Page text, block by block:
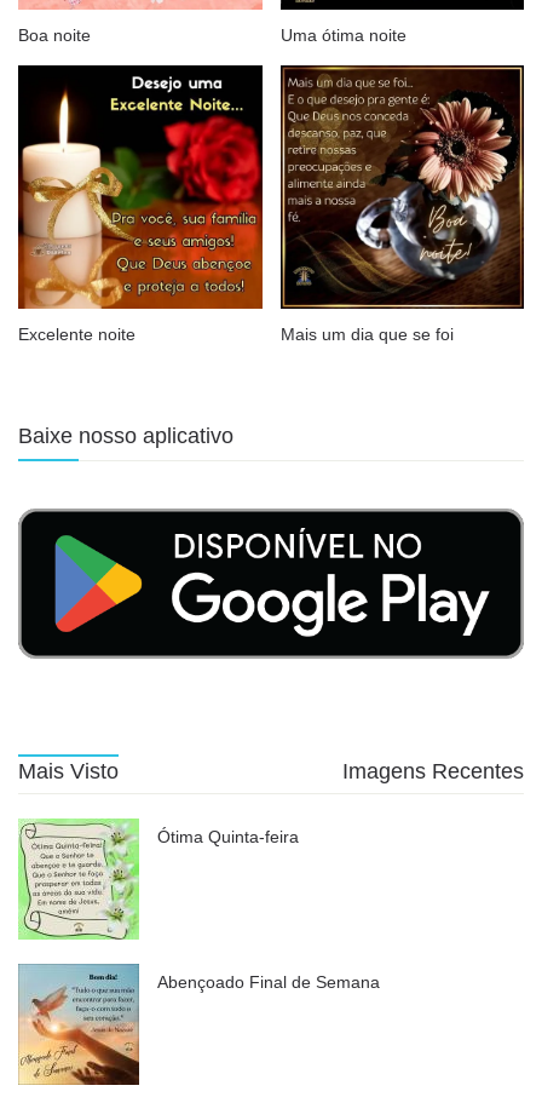
Boa noite Uma ótima noite
Excelente noite Mais um dia que se foi
Baixe nosso aplicativo
Mais Visto Imagens Recentes
Ótima Quinta-feira
Abençoado Final de Semana